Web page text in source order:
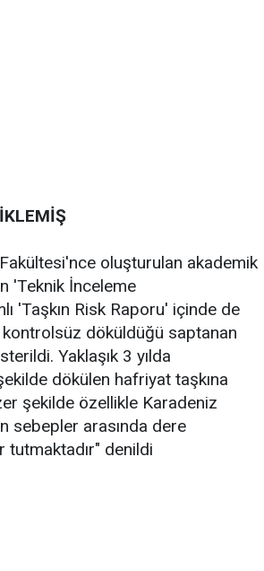
oluşturulan akademik
'Teknik İnceleme
'Taşkın Risk Raporu' içinde de
döküldüğü saptanan
Yaklaşık 3 yılda
dökülen hafriyat taşkına
şekilde özellikle Karadeniz
sebepler arasında dere
tutmaktadır" denildi